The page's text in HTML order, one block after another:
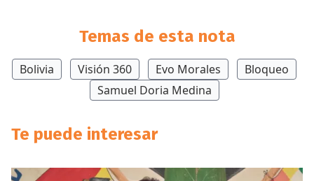
Temas de esta nota
Bolivia Visión 360 Evo Morales
Bloqueo
Samuel Doria Medina
Te puede interesar